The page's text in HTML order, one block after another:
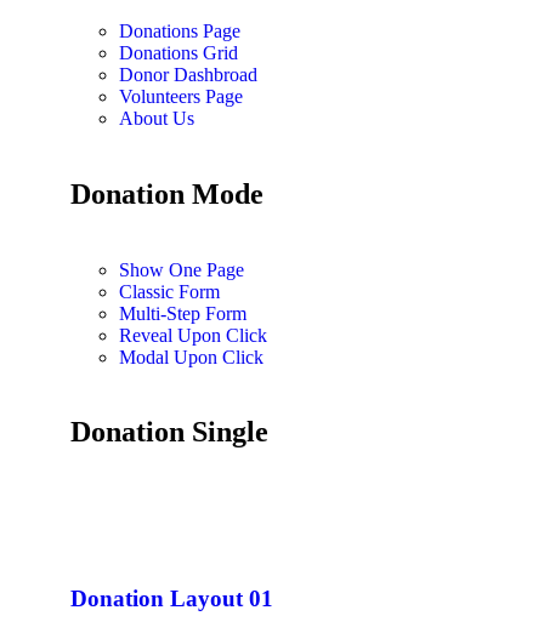
Donations Page
Donations Grid
Donor Dashbroad
Volunteers Page
About Us
Donation Mode
Show One Page
Classic Form
Multi-Step Form
Reveal Upon Click
Modal Upon Click
Donation Single
Donation Layout 01